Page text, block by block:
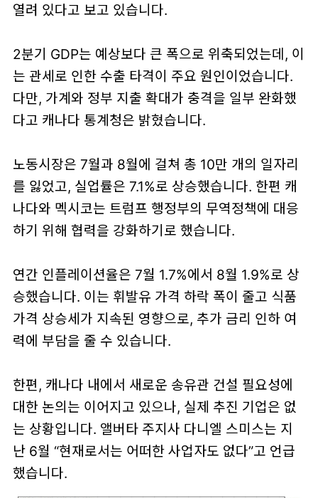
열려 있다고 보고 있습니다.
2분기 GDP는 예상보다 큰 폭으로 위축되었는데, 이
는 관세로 인한 수출 타격이 주요 원인이었습니다.
다만, 가계와 정부 지출 확대가 충격을 일부 완화했
다고 캐나다 통계청은 밝혔습니다.
노동시장은 7월과 8월에 걸쳐 총 10만 개의 일자리
를 잃었고, 실업률은 7.1%로 상승했습니다. 한편 캐
나다와 멕시코는 트럼프 행정부의 무역정책에 대응
하기 위해 협력을 강화하기로 했습니다.
연간 인플레이션율은 7월 1.7%에서 8월 1.9%로 상
승했습니다. 이는 휘발유 가격 하락 폭이 줄고 식품
가격 상승세가 지속된 영향으로, 추가 금리 인하 여
력에 부담을 줄 수 있습니다.
한편, 캐나다 내에서 새로운 송유관 건설 필요성에
대한 논의는 이어지고 있으나, 실제 추진 기업은 없
는 상황입니다. 앨버타 주지사 다니엘 스미스는 지
난 6월 “현재로서는 어떠한 사업자도 없다”고 언급
했습니다.